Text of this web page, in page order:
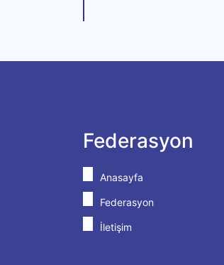
Federasyon
Anasayfa
Federasyon
İletişim